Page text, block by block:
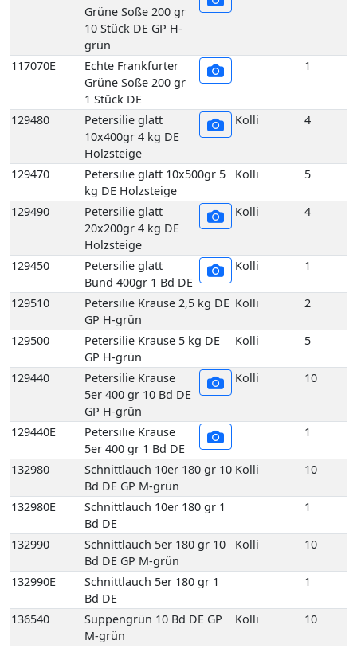
Petersilie glatt 10x500gr 5
kg DE Holzsteige
Petersilie glatt
20x200gr 4 kg DE
Holzsteige
Petersilie glatt
Bund 400gr 1 Bd DE
Petersilie Krause 2,5 kg DE
GP H-grün
129500
Petersilie Krause 5 kg DE
GP H-grün
Kolli 5
129440
Petersilie Krause
5er 400 gr 10 Bd DE
GP H-grün
Kolli 10
129440E
Petersilie Krause
5er 400 gr 1 Bd DE
1
132980
Schnittlauch 10er 180 gr 10
Bd DE GP M-grün
Kolli 10
132980E
Schnittlauch 10er 180 gr 1
Bd DE
1
132990
Schnittlauch 5er 180 gr 10
Bd DE GP M-grün
Kolli 10
132990E
Schnittlauch 5er 180 gr 1
Bd DE
1
136540
Suppengrün 10 Bd DE GP
M-grün
Kolli 10
136560
Suppengrün 15 Bd DE GP
M-grün
Kolli 15
136560E Suppengrün 1 Bd DE
1
136740
Topf Basilikum aus
biologischem Anbau 1
Topf DE
Kolli 1
136750
Topf Basilikum Bubikopf
aus biologischem Anbau 1
Topf DE
Kolli 1